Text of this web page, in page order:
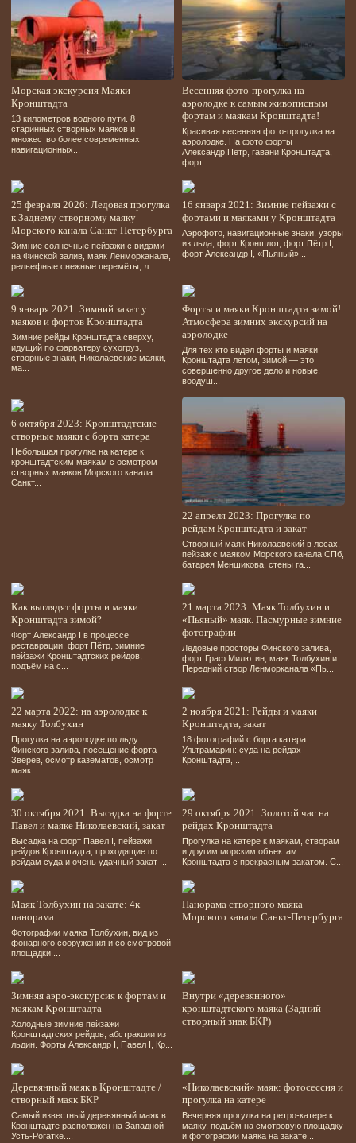
Морская экскурсия Маяки
Кронштадта
13 километров водного пути. 8
старинных створных маяков и
множество более современных
навигационных...
Весенняя фото-прогулка на
аэролодке к самым живописным
фортам и маякам Кронштадта!
Красивая весенняя фото-прогулка на
аэролодке. На фото форты
Александр,Пётр, гавани Кронштадта,
форт ...
25 февраля 2026: Ледовая прогулка
к Заднему створному маяку
Морского канала Санкт-Петербурга
Зимние солнечные пейзажи с видами
на Финской залив, маяк Ленморканала,
рельефные снежные перемёты, л...
16 января 2021: Зимние пейзажи с
фортами и маяками у Кронштадта
Аэрофото, навигационные знаки, узоры
из льда, форт Кроншлот, форт Пётр І,
форт Александр І, «Пьяный»...
9 января 2021: Зимний закат у
маяков и фортов Кронштадта
Зимние рейды Кронштадта сверху,
идущий по фарватеру сухогруз,
створные знаки, Николаевские маяки,
ма...
Форты и маяки Кронштадта зимой!
Атмосфера зимних экскурсий на
аэролодке
Для тех кто видел форты и маяки
Кронштадта летом, зимой — это
совершенно другое дело и новые,
воодуш...
6 октября 2023: Кронштадтские
створные маяки с борта катера
Небольшая прогулка на катере к
кронштадтским маякам с осмотром
створных маяков Морского канала
Санкт...
22 апреля 2023: Прогулка по
рейдам Кронштадта и закат
Створный маяк Николаевский в лесах,
пейзаж с маяком Морского канала СПб,
батарея Меншикова, стены га...
Как выглядят форты и маяки
Кронштадта зимой?
Форт Александр І в процессе
реставрации, форт Пётр, зимние
пейзажи Кронштадтских рейдов,
подъём на с...
21 марта 2023: Маяк Толбухин и
«Пьяный» маяк. Пасмурные зимние
фотографии
Ледовые просторы Финского залива,
форт Граф Милютин, маяк Толбухин и
Передний створ Ленморканала «Пь...
22 марта 2022: на аэролодке к
маяку Толбухин
Прогулка на аэролодке по льду
Финского залива, посещение форта
Зверев, осмотр казематов, осмотр
маяк...
2 ноября 2021: Рейды и маяки
Кронштадта, закат
18 фотографий с борта катера
Ультрамарин: суда на рейдах
Кронштадта,...
30 октября 2021: Высадка на форте
Павел и маяке Николаевский, закат
Высадка на форт Павел І, пейзажи
рейдов Кронштадта, проходящие по
рейдам суда и очень удачный закат ...
29 октября 2021: Золотой час на
рейдах Кронштадта
Прогулка на катере к маякам, створам
и другим морским объектам
Кронштадта с прекрасным закатом. С...
Маяк Толбухин на закате: 4к
панорама
Фотографии маяка Толбухин, вид из
фонарного сооружения и со смотровой
площадки....
Панорама створного маяка
Морского канала Санкт-Петербурга
Зимняя аэро-экскурсия к фортам и
маякам Кронштадта
Холодные зимние пейзажи
Кронштадтских рейдов, абстракции из
льдин. Форты Александр І, Павел І, Кр...
Внутри «деревянного»
кронштадтского маяка (Задний
створный знак БКР)
Деревянный маяк в Кронштадте /
створный маяк БКР
Самый известный деревянный маяк в
Кронштадте расположен на Западной
Усть-Рогатке....
«Николаевский» маяк: фотосессия и
прогулка на катере
Вечерняя прогулка на ретро-катере к
маяку, подъём на смотровую площадку
и фотографии маяка на закате...